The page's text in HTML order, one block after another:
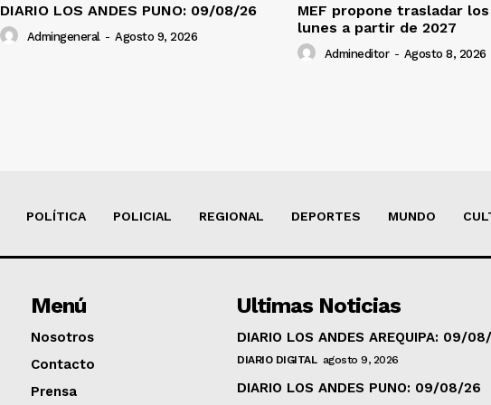
DIARIO LOS ANDES PUNO: 09/08/26
Admingeneral - Agosto 9, 2026
MEF propone trasladar
lunes a partir de 2027
Admineditor - Agosto 8, 2026
POLÍTICA POLICIAL REGIONAL DEPORTES MUNDO
Menú
Nosotros
Contacto
Prensa
Ultimas Noticias
DIARIO LOS ANDES AREQUIPA: 09/
DIARIO DIGITAL agosto 9, 2026
DIARIO LOS ANDES PUNO: 09/08/26